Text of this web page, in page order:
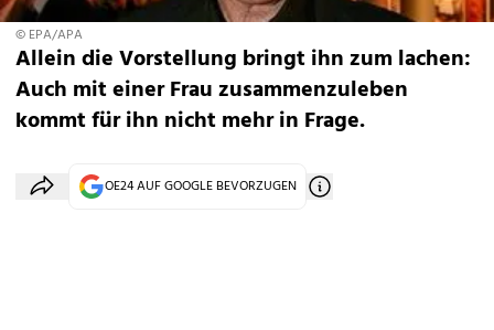
© EPA/APA
Allein die Vorstellung bringt ihn zum lachen:
Auch mit einer Frau zusammenzuleben
kommt für ihn nicht mehr in Frage.
OE24 AUF GOOGLE BEVORZUGEN